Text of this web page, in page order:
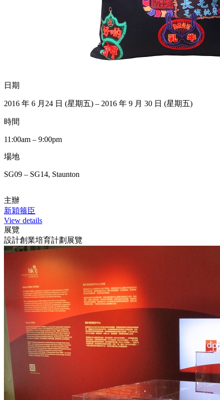
日期
2016 年 6 月24 日 (星期五) – 2016 年 9 月 30 日 (星期五)
時間
11:00am – 9:00pm
場地
SG09 – SG14, Staunton
主辦
新穎箍臣
View details
展覽
設計創業培育計劃展覽